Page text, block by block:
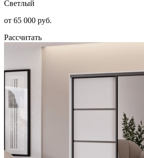
Светлый
от 65 000 руб.
Рассчитать